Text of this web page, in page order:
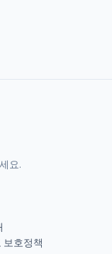
요.
보호정책